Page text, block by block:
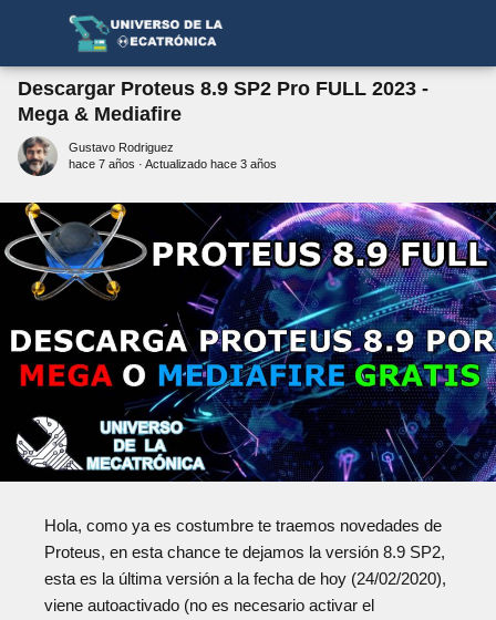
Descargar Proteus 8.9 SP2 Pro FULL 2023 -
Mega & Mediafire
Gustavo Rodriguez
hace 7 años · Actualizado hace 3 años
Hola, como ya es costumbre te traemos novedades de
Proteus, en esta chance te dejamos la versión 8.9 SP2,
esta es la última versión a la fecha de hoy (24/02/2020),
viene autoactivado (no es necesario activar el